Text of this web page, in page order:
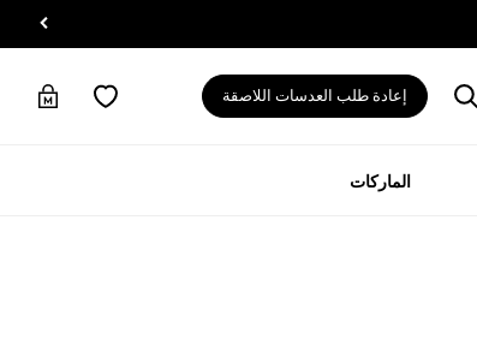
إعادة طلب العدسات اللاصقة
الماركات